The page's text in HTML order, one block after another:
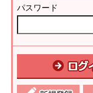
パスワード